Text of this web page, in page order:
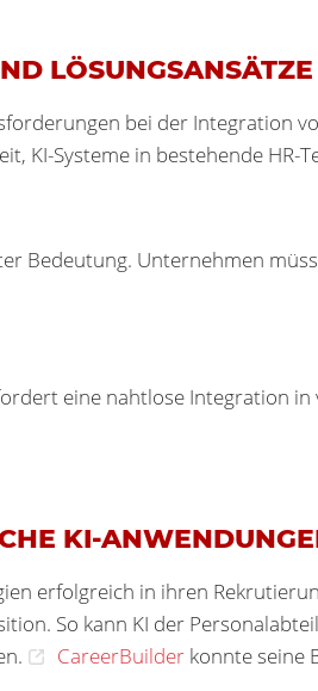
LÖSUNGSANSÄTZE
bei der Integration
KI-Systeme in bestehende HR-
Bedeutung. Unternehmen
eine nahtlose Integration
KI-
erfolgreich in ihren
So kann KI der
CareerBuilderkonnte seine